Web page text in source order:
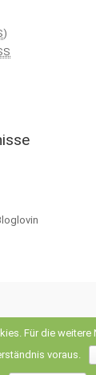
)
•
Für die weitere
voraus.